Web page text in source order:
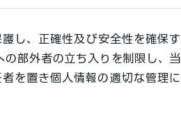
し、正確性及び安全性を確保
部外者の立ち入りを制限し、
を置き個人情報の適切な管理